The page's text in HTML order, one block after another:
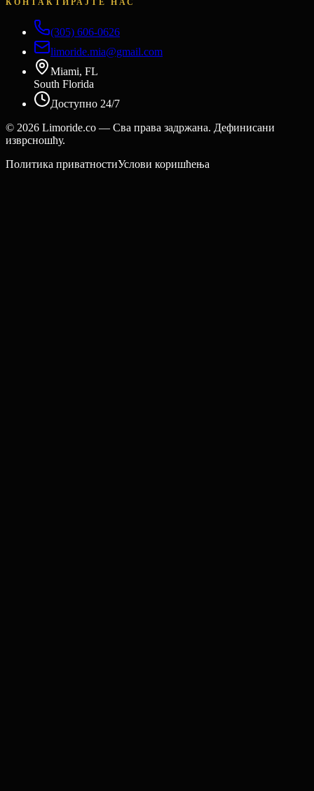
КОНТАКТИРАЈТЕ НАС
(305) 606-0626
limoride.mia@gmail.com
Miami, FL
South Florida
Доступно 24/7
© 2026 Limoride.co — Сва права задржана. Дефинисани
изврсношћу.
Политика приватностиУслови коришћења